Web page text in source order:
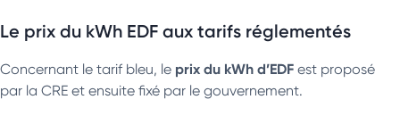
Le prix du kWh EDF aux tarifs réglementés
Concernant le tarif bleu, le prix du kWh d’EDF est proposé
par la CRE et ensuite fixé par le gouvernement.